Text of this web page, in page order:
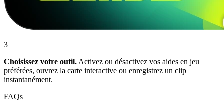
3
Choisissez votre outil. Activez ou désactivez vos aides en jeu
préférées, ouvrez la carte interactive ou enregistrez un clip
instantanément.
FAQs